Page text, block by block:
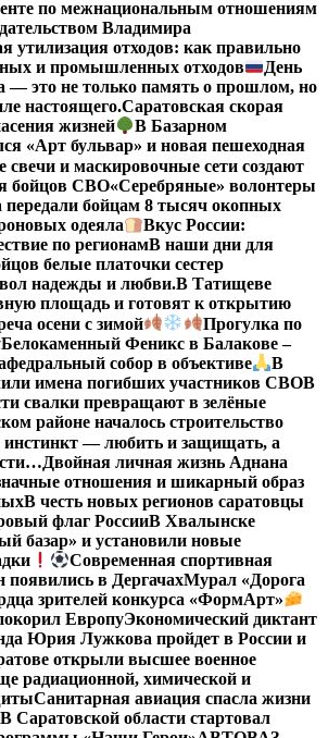
по межнациональным отношениям
Владимира
утилизация отходов: как правильно
и промышленных отходов
День
— это не только память о прошлом, но
настоящего.Саратовская скорая
жизней
В Базарном
«Арт бульвар» и новая пешеходная
и маскировочные сети создают
бойцов СВО«Серебряные» волонтеры
передали бойцам 8 тысяч окопных
одеяла
Вкус России:
по регионамВ наши дни для
белые платочки сестер
надежды и любви.В Татищеве
площадь и готовят к открытию
осени с зимой
Прогулка по
Белокаменный Феникс в Балакове –
собор в объективе
В
имена погибших участников СВОВ
свалки превращают в зелёные
районе началось строительство
— любить и защищать, а
Двойная личная жизнь Аднана
отношения и шикарный образ
В честь новых регионов саратовцы
флаг РоссииВ Хвалынске
базар» и установили новые
Современная спортивная
в ДергачахМурал «Дорога
зрителей конкурса «ФормАрт»
ЕвропуЭкономический диктант
Юрия Лужкова пройдет в России и
открыли высшее военное
радиационной, химической и
Санитарная авиация спасла жизни
В Саратовской области стартовал